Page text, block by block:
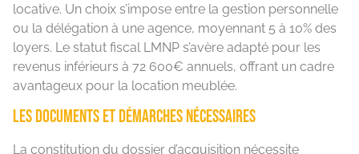
locative. Un choix s’impose entre la gestion personnelle
ou la délégation à une agence, moyennant 5 à 10% des
loyers. Le statut fiscal LMNP s’avère adapté pour les
revenus inférieurs à 72 600€ annuels, offrant un cadre
avantageux pour la location meublée.
Les documents et démarches nécessaires
La constitution du dossier d’acquisition nécessite